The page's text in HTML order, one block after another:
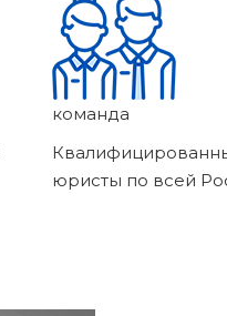
команда
юристы по всей